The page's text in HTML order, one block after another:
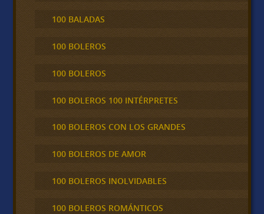
100 BALADAS
100 BOLEROS
100 BOLEROS
100 BOLEROS 100 INTÉRPRETES
100 BOLEROS CON LOS GRANDES
100 BOLEROS DE AMOR
100 BOLEROS INOLVIDABLES
100 BOLEROS ROMÁNTICOS